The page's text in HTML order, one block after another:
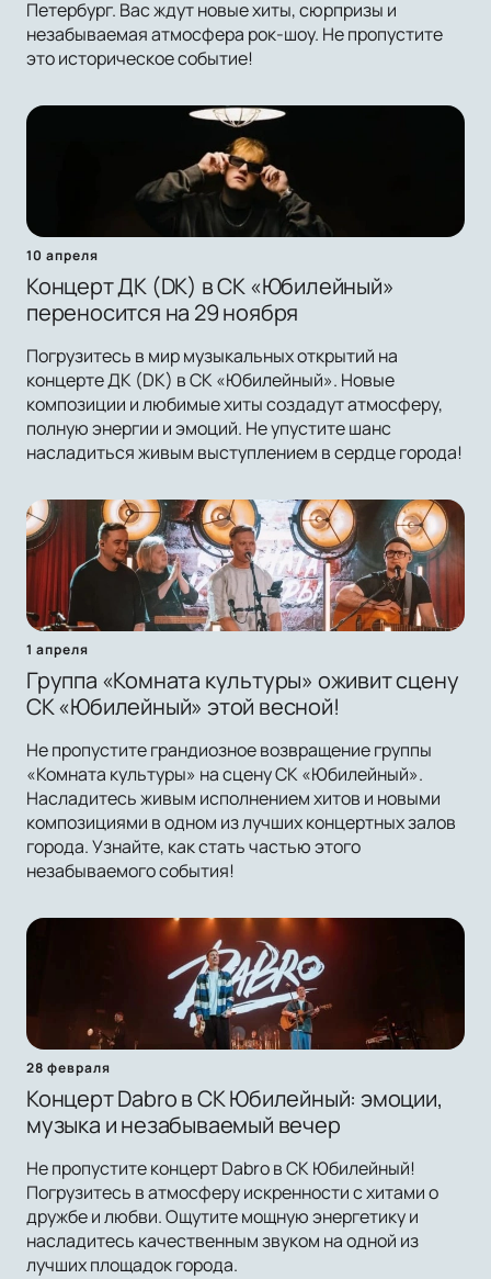
Петербург. Вас ждут новые хиты, сюрпризы и
незабываемая атмосфера рок-шоу. Не пропустите
это историческое событие!
10 апреля
Концерт ДК (DK) в СК «Юбилейный»
переносится на 29 ноября
Погрузитесь в мир музыкальных открытий на
концерте ДК (DK) в СК «Юбилейный». Новые
композиции и любимые хиты создадут атмосферу,
полную энергии и эмоций. Не упустите шанс
насладиться живым выступлением в сердце города!
1 апреля
Группа «Комната культуры» оживит сцену
СК «Юбилейный» этой весной!
Не пропустите грандиозное возвращение группы
«Комната культуры» на сцену СК «Юбилейный».
Насладитесь живым исполнением хитов и новыми
композициями в одном из лучших концертных залов
города. Узнайте, как стать частью этого
незабываемого события!
28 февраля
Концерт Dabro в СК Юбилейный: эмоции,
музыка и незабываемый вечер
Не пропустите концерт Dabro в СК Юбилейный!
Погрузитесь в атмосферу искренности с хитами о
дружбе и любви. Ощутите мощную энергетику и
насладитесь качественным звуком на одной из
лучших площадок города.